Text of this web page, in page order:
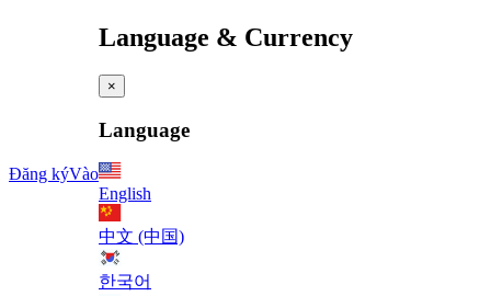
Đăng kýVào
Language & Currency
×
Language
English
中文 (中国)
한국어